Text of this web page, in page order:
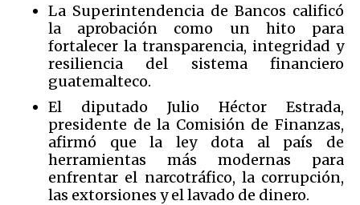
La Superintendencia de Bancos calificó
la aprobación como un hito para
fortalecer la transparencia, integridad y
resiliencia del sistema financiero
guatemalteco.
El diputado Julio Héctor Estrada,
presidente de la Comisión de Finanzas,
afirmó que la ley dota al país de
herramientas más modernas para
enfrentar el narcotráfico, la corrupción,
las extorsiones y el lavado de dinero.